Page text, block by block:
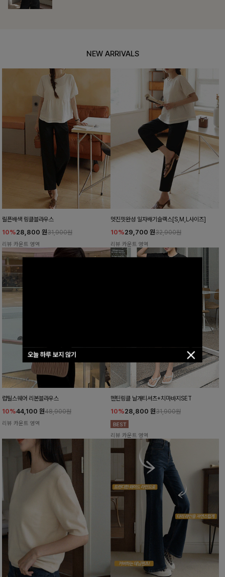
오늘 하루 보지 않기
NEW ARRIVALS
릴픈배색 링클블라우스
10%28,800 원31,900원
리뷰 카운트 영역
멋진핏완성 일자배기슬랙스[S,M,L사이즈]
10%29,700 원32,900원
리뷰 카운트 영역
럽틸스퀘어 리본블라우스
10%44,100 원48,900원
리뷰 카운트 영역
헨틴링클 날개티셔츠+치마바지SET
10%28,800 원31,900원
리뷰 카운트 영역